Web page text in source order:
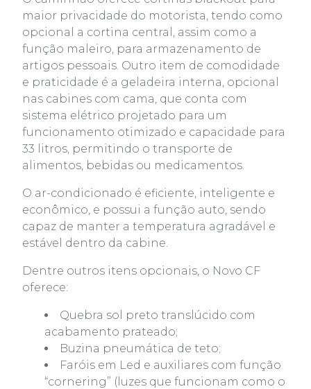
maior privacidade do motorista, tendo como
opcional a cortina central, assim como a
função maleiro, para armazenamento de
artigos pessoais. Outro item de comodidade
e praticidade é a geladeira interna, opcional
nas cabines com cama, que conta com
sistema elétrico projetado para um
funcionamento otimizado e capacidade para
33 litros, permitindo o transporte de
alimentos, bebidas ou medicamentos.
O ar-condicionado é eficiente, inteligente e
econômico, e possui a função auto, sendo
capaz de manter a temperatura agradável e
estável dentro da cabine.
Dentre outros itens opcionais, o Novo CF
oferece:
Quebra sol preto translúcido com
acabamento prateado;
Buzina pneumática de teto;
Faróis em Led e auxiliares com função
“cornering” (luzes que funcionam como o